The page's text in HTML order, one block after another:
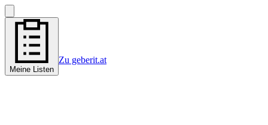
Meine Listen
Zu geberit.at